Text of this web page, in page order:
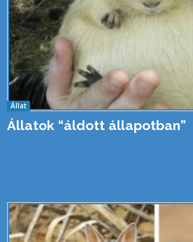
Állat
Állatok “áldott állapotban”